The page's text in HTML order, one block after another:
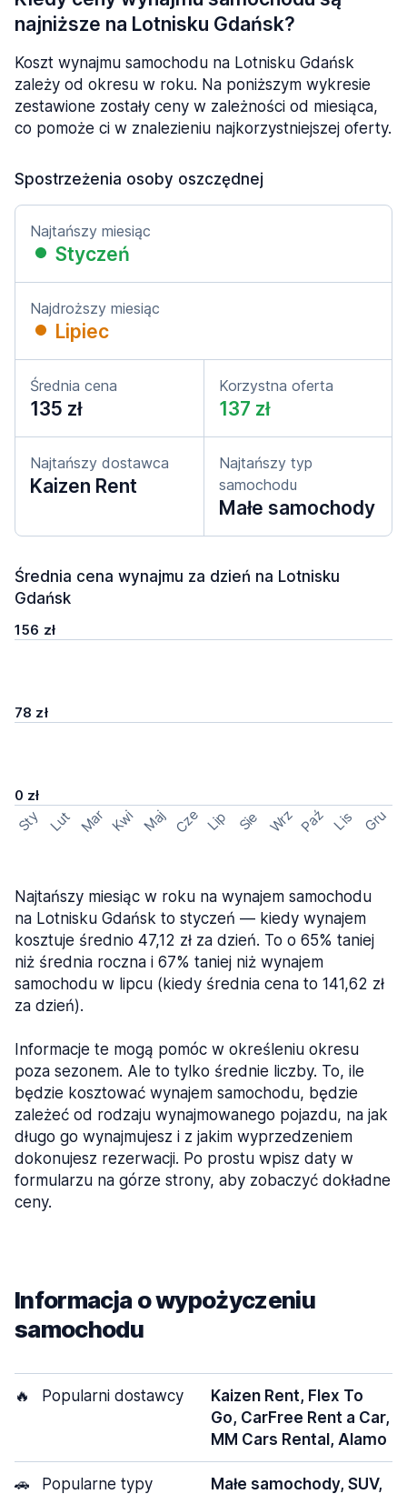
najniższe na Lotnisku Gdańsk?
Koszt wynajmu samochodu na Lotnisku Gdańsk
zależy od okresu w roku. Na poniższym wykresie
zestawione zostały ceny w zależności od miesiąca,
co pomoże ci w znalezieniu najkorzystniejszej oferty.
Spostrzeżenia osoby oszczędnej
Najtańszy miesiąc
Styczeń
Najdroższy miesiąc
Lipiec
Średnia cena
135 zł
Korzystna oferta
137 zł
Najtańszy dostawca
Kaizen Rent
Najtańszy typ
samochodu
Małe samochody
Średnia cena wynajmu za dzień na Lotnisku
Gdańsk
156 zł
78 zł
0 zł
Sty Lut Mar Kwi Maj Cze Lip Sie Wrz Paź Lis Gru
Najtańszy miesiąc w roku na wynajem samochodu
na Lotnisku Gdańsk to styczeń — kiedy wynajem
kosztuje średnio 47,12 zł za dzień. To o 65% taniej
niż średnia roczna i 67% taniej niż wynajem
samochodu w lipcu (kiedy średnia cena to 141,62 zł
za dzień).
Informacje te mogą pomóc w określeniu okresu
poza sezonem. Ale to tylko średnie liczby. To, ile
będzie kosztować wynajem samochodu, będzie
zależeć od rodzaju wynajmowanego pojazdu, na jak
długo go wynajmujesz i z jakim wyprzedzeniem
dokonujesz rezerwacji. Po prostu wpisz daty w
formularzu na górze strony, aby zobaczyć dokładne
ceny.
Informacja o wypożyczeniu
samochodu
🔥 Popularni dostawcy
Kaizen Rent, Flex To
Go, CarFree Rent a Car,
MM Cars Rental, Alamo
🚗
Popularne typy
Małe samochody, SUV,